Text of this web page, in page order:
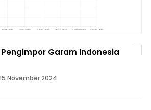
Garam Indonesia
15 November 2024